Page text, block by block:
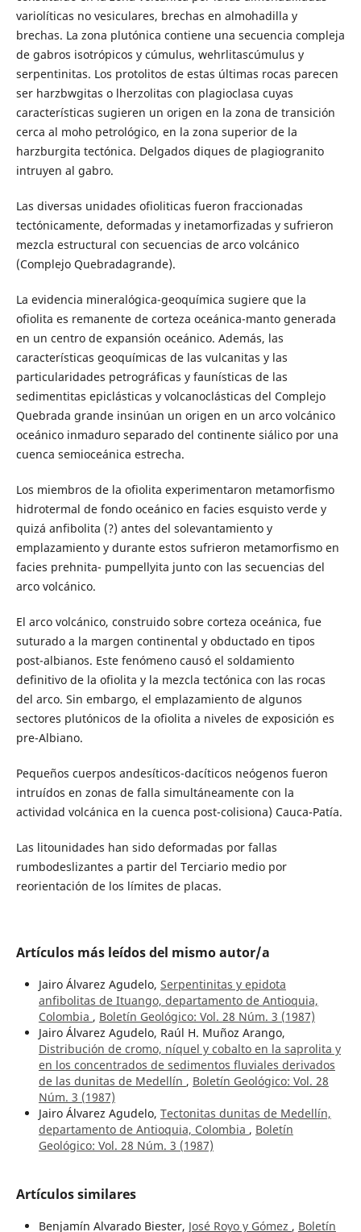
variolíticas no vesiculares, brechas en almohadilla y
brechas. La zona plutónica contiene una secuencia compleja
de gabros isotrópicos y cúmulus, wehrlitascúmulus y
serpentinitas. Los protolitos de estas últimas rocas parecen
ser harzbwgitas o lherzolitas con plagioclasa cuyas
características sugieren un origen en la zona de transición
cerca al moho petrológico, en la zona superior de la
harzburgita tectónica. Delgados diques de plagiogranito
intruyen al gabro.
Las diversas unidades ofioliticas fueron fraccionadas
tectónicamente, deformadas y inetamorfizadas y sufrieron
mezcla estructural con secuencias de arco volcánico
(Complejo Quebradagrande).
La evidencia mineralógica-geoquímica sugiere que la
ofiolita es remanente de corteza oceánica-manto generada
en un centro de expansión oceánico. Además, las
características geoquímicas de las vulcanitas y las
particularidades petrográficas y faunísticas de las
sedimentitas epiclásticas y volcanoclásticas del Complejo
Quebrada grande insinúan un origen en un arco volcánico
oceánico inmaduro separado del continente siálico por una
cuenca semioceánica estrecha.
Los miembros de la ofiolita experimentaron metamorfismo
hidrotermal de fondo oceánico en facies esquisto verde y
quizá anfibolita (?) antes del solevantamiento y
emplazamiento y durante estos sufrieron metamorfismo en
facies prehnita- pumpellyita junto con las secuencias del
arco volcánico.
El arco volcánico, construido sobre corteza oceánica, fue
suturado a la margen continental y obductado en tipos
post-albianos. Este fenómeno causó el soldamiento
definitivo de la ofiolita y la mezcla tectónica con las rocas
del arco. Sin embargo, el emplazamiento de algunos
sectores plutónicos de la ofiolita a niveles de exposición es
pre-Albiano.
Pequeños cuerpos andesíticos-dacíticos neógenos fueron
intruídos en zonas de falla simultáneamente con la
actividad volcánica en la cuenca post-colisiona) Cauca-Patía.
Las litounidades han sido deformadas por fallas
rumbodeslizantes a partir del Terciario medio por
reorientación de los límites de placas.
Artículos más leídos del mismo autor/a
Jairo Álvarez Agudelo, Serpentinitas y epidota
anfibolitas de Ituango, departamento de Antioquia,
Colombia , Boletín Geológico: Vol. 28 Núm. 3 (1987)
Jairo Álvarez Agudelo, Raúl H. Muñoz Arango,
Distribución de cromo, níquel y cobalto en la saprolita y
en los concentrados de sedimentos fluviales derivados
de las dunitas de Medellín , Boletín Geológico: Vol. 28
Núm. 3 (1987)
Jairo Álvarez Agudelo, Tectonitas dunitas de Medellín,
departamento de Antioquia, Colombia , Boletín
Geológico: Vol. 28 Núm. 3 (1987)
Artículos similares
Benjamín Alvarado Biester, José Royo y Gómez , Boletín